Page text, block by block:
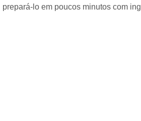
prepará-lo em poucos minutos com